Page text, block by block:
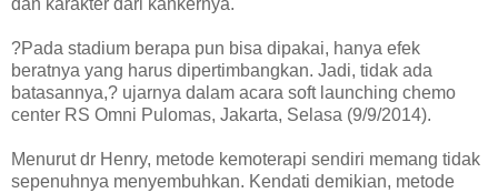
dan karakter dari kankernya.
?Pada stadium berapa pun bisa dipakai, hanya efek
beratnya yang harus dipertimbangkan. Jadi, tidak ada
batasannya,? ujarnya dalam acara soft launching chemo
center RS Omni Pulomas, Jakarta, Selasa (9/9/2014).
Menurut dr Henry, metode kemoterapi sendiri memang tidak
sepenuhnya menyembuhkan. Kendati demikian, metode